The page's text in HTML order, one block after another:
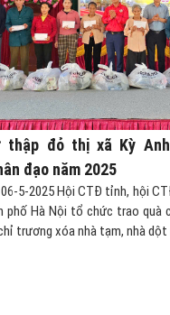
thập đỏ thị xã Kỳ
đạo năm 2025
06-5-2025 Hội CTĐ tỉnh, hội
phố Hà Nội tổ chức trao quà
trương xóa nhà tạm, nhà